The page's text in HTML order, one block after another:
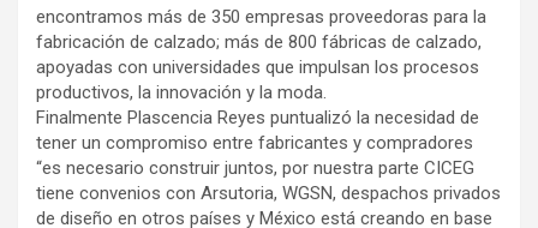
encontramos más de 350 empresas proveedoras para la
fabricación de calzado; más de 800 fábricas de calzado,
apoyadas con universidades que impulsan los procesos
productivos, la innovación y la moda.
Finalmente Plascencia Reyes puntualizó la necesidad de
tener un compromiso entre fabricantes y compradores
“es necesario construir juntos, por nuestra parte CICEG
tiene convenios con Arsutoria, WGSN, despachos privados
de diseño en otros países y México está creando en base